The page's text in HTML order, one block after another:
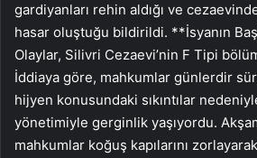
gardiyanları rehin aldığı ve
hasar oluştuğu bildirildi. **İsyanın
Olaylar, Silivri Cezaevi’nin F Tipi
İddiaya göre, mahkumlar günlerdir
hijyen konusundaki sıkıntılar
yönetimiyle gerginlik yaşıyordu.
mahkumlar koğuş kapılarını zorlayarak